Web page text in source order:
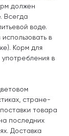
должен
Всегда
воде.
в
Корм для
в
стране-
товара
последних
Доставка